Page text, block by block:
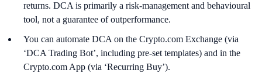
returns. DCA is primarily a risk‑management and behavioural
tool, not a guarantee of outperformance.
You can automate DCA on the Crypto.com Exchange (via
‘DCA Trading Bot’, including pre‑set templates) and in the
Crypto.com App (via ‘Recurring Buy’).